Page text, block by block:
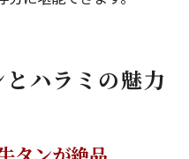
ハラミの魅力